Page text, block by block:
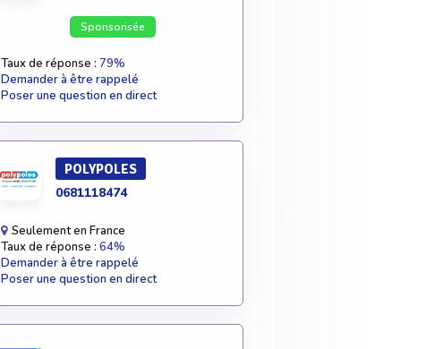
Sponsorisée
Taux de réponse : 79%
Demander à être rappelé
Poser une question en direct
POLYPOLES
0681118474
Seulement en France
Taux de réponse : 64%
Demander à être rappelé
Poser une question en direct